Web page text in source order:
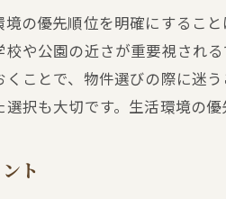
の優先順位を明確にするこ
や公園の近さが重要視され
ことで、物件選びの際に迷
択も大切です。生活環境の
ト